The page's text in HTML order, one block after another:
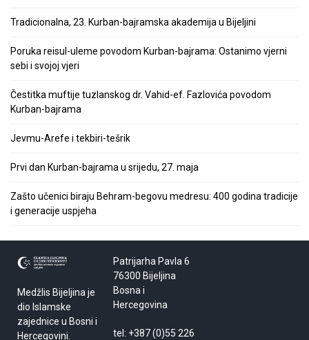
Tradicionalna, 23. Kurban-bajramska akademija u Bijeljini
Poruka reisul-uleme povodom Kurban-bajrama: Ostanimo vjerni
sebi i svojoj vjeri
Čestitka muftije tuzlanskog dr. Vahid-ef. Fazlovića povodom
Kurban-bajrama
Jevmu-Arefe i tekbiri-tešrik
Prvi dan Kurban-bajrama u srijedu, 27. maja
Zašto učenici biraju Behram-begovu medresu: 400 godina tradicije
i generacije uspjeha
Medžlis Bijeljina je
dio Islamske
zajednice u Bosni i
Hercegovini.
Patrijarha Pavla 6
76300 Bijeljina
Bosna i
Hercegovina
tel: +387 (0)55 226